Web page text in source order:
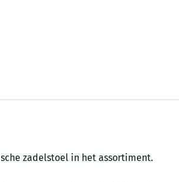
zadelstoel in het assortiment.